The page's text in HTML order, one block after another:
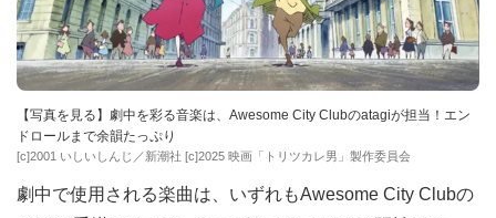
【写真を見る】劇中を彩る音楽は、Awesome City Clubのatagiが担当！エン
ドロールまで余韻たっぷり
[c]2001 いしいしんじ／新潮社 [c]2025 映画「トリツカレ男」製作委員会
劇中で使用される楽曲は、いずれもAwesome City Clubの